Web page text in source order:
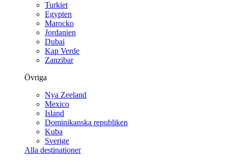
Turkiet
Egypten
Marocko
Jordanien
Dubai
Kap Verde
Zanzibar
Övriga
Nya Zeeland
Mexico
Island
Dominikanska republiken
Kuba
Sverige
Alla destinationer